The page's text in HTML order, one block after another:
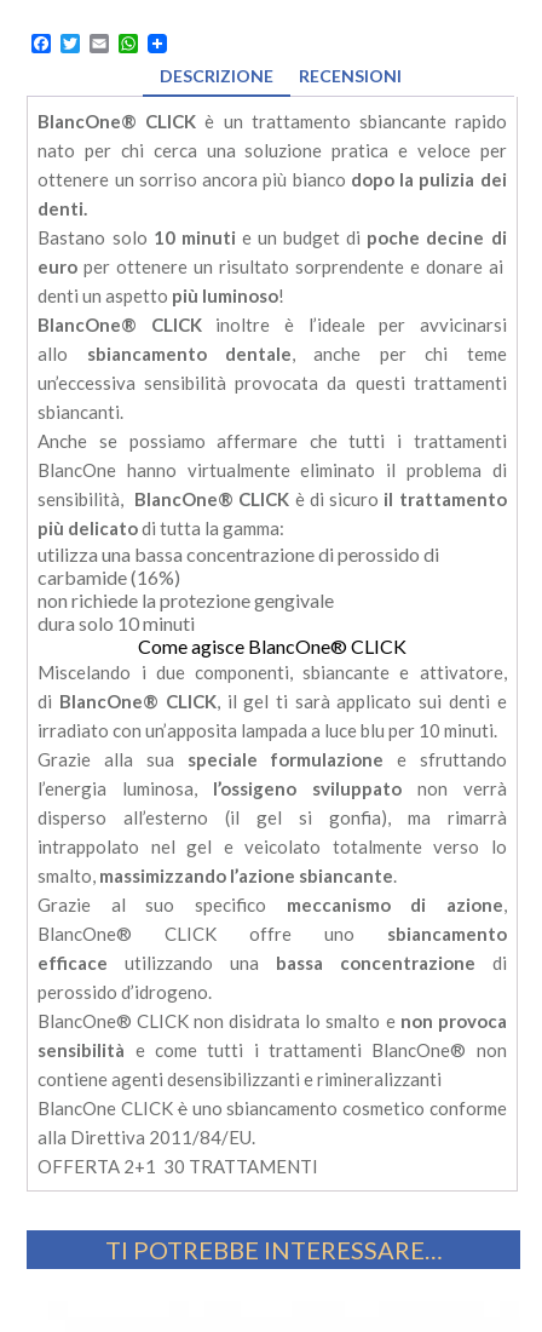
Facebook
TwitterEmailWhatsApp
DESCRIZIONE
RECENSIONI
BlancOne® CLICK è un trattamento sbiancante rapido
nato per chi cerca una soluzione pratica e veloce per
ottenere un sorriso ancora più bianco dopo la pulizia dei
denti.
Bastano solo 10 minuti e un budget di poche decine di
euro per ottenere un risultato sorprendente e donare ai
denti un aspetto più luminoso!
BlancOne® CLICKinoltre è l’ideale per avvicinarsi
allo sbiancamento dentale, anche per chi teme
un’eccessiva sensibilità provocata da questi trattamenti
sbiancanti.
Anche se possiamo affermare che tutti i trattamenti
BlancOne hanno virtualmente eliminato il problema di
sensibilità, BlancOne® CLICK è di sicuro il trattamento
più delicatodi tutta la gamma:
utilizza una bassa concentrazione di perossido di
carbamide (16%)
non richiede la protezione gengivale
dura solo 10 minuti
Come agisce BlancOne®CLICK
Miscelando i due componenti, sbiancante e attivatore,
di BlancOne® CLICK, il gel ti sarà applicato sui denti e
irradiato con un’apposita lampada a luce blu per 10 minuti.
Grazie alla sua speciale formulazione e sfruttando
l’energia luminosa, l’ossigeno sviluppato non verrà
disperso all’esterno (il gel si gonfia), ma rimarrà
intrappolato nel gel e veicolato totalmente verso lo
smalto, massimizzando l’azione sbiancante.
Grazie al suo specifico meccanismo di azione,
BlancOne® CLICK offre uno sbiancamento
efficace utilizzando una bassa concentrazione di
perossido d’idrogeno.
BlancOne® CLICK non disidrata lo smalto e non provoca
sensibilità e come tutti i trattamenti BlancOne® non
contiene agenti desensibilizzanti e rimineralizzanti
BlancOne CLICKèuno sbiancamento cosmetico conforme
alla Direttiva 2011/84/EU.
OFFERTA 2+1 30 TRATTAMENTI
TI POTREBBE INTERESSARE…